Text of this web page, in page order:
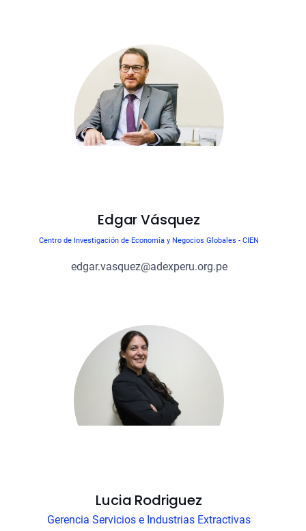
Edgar Vásquez
Centro de Investigación de Economía y Negocios Globales - CIEN
edgar.vasquez@adexperu.org.pe
Lucia Rodriguez
Gerencia Servicios e Industrias Extractivas